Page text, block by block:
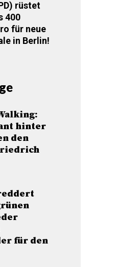
rüstet
400
für neue
in Berlin!
hinter
den
für den